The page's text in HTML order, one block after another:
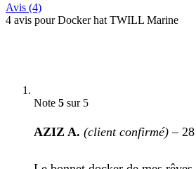
Avis (4)
4 avis pourDocker hat TWILL Marine
Note 5 sur 5
AZIZ A. (client confirmé) –